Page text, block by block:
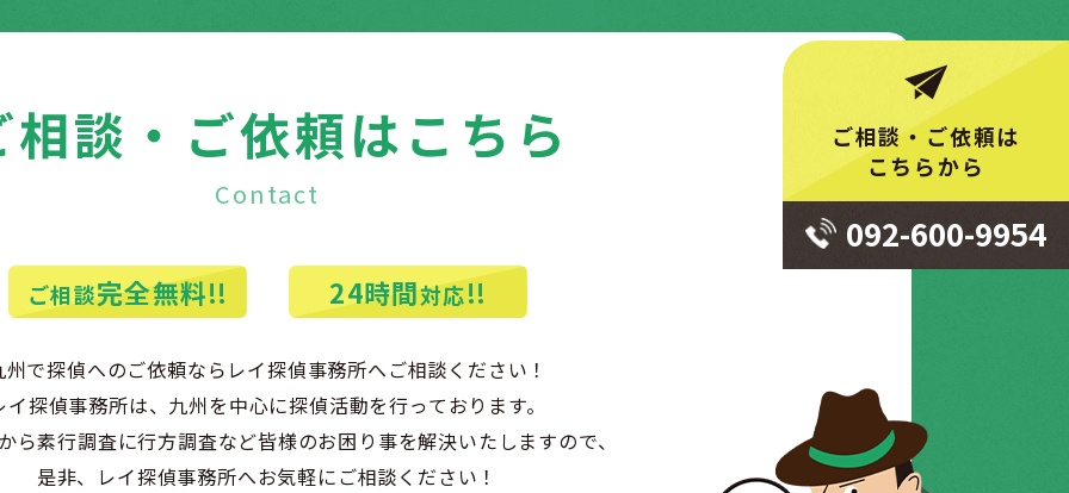
相談・ご依頼はこちら
Contact
ご相談完全無料!! 24時間対応!!
州で探偵へのご依頼ならレイ探偵事務所へご相談ください！
イ探偵事務所は、九州を中心に探偵活動を行っております。
ら素行調査に行方調査など皆様のお困り事を解決いたしますので、
是非、レイ探偵事務所へお気軽にご相談ください！
ご相談・ご依頼は
こちらから
092-600-9954